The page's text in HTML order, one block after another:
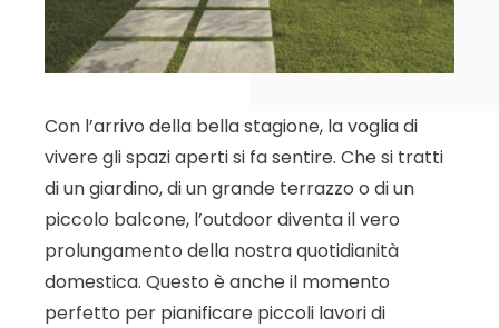
Con l’arrivo della bella stagione, la voglia di
vivere gli spazi aperti si fa sentire. Che si tratti
di un giardino, di un grande terrazzo o di un
piccolo balcone, l’outdoor diventa il vero
prolungamento della nostra quotidianità
domestica. Questo è anche il momento
perfetto per pianificare piccoli lavori di